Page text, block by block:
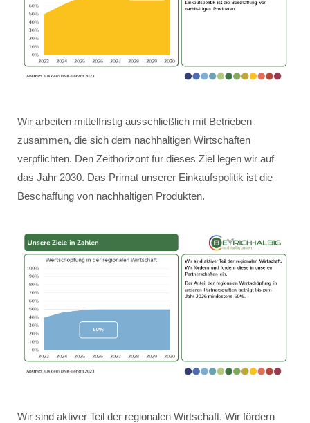
Wir arbeiten mittelfristig ausschließlich mit Betrieben
zusammen, die sich dem nachhaltigen Wirtschaften
verpflichten. Den Zeithorizont für dieses Ziel legen wir auf
das Jahr 2030. Das Primat unserer Einkaufspolitik ist die
Beschaffung von nachhaltigen Produkten.
Wir sind aktiver Teil der regionalen Wirtschaft. Wir fördern